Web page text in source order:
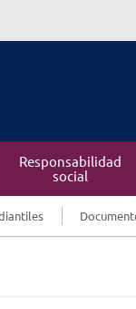
Responsabilidad
social